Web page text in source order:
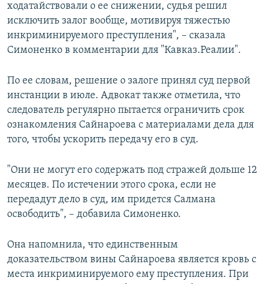
ходатайствовали о ее снижении, судья решил
исключить залог вообще, мотивируя тяжестью
инкриминируемого преступления", – сказала
Симоненко в комментарии для "Кавказ.Реалии".
По ее словам, решение о залоге принял суд первой
инстанции в июле. Адвокат также отметила, что
следователь регулярно пытается ограничить срок
ознакомления Сайнароева с материалами дела для
того, чтобы ускорить передачу его в суд.
"Они не могут его содержать под стражей дольше 12
месяцев. По истечении этого срока, если не
передадут дело в суд, им придется Салмана
освободить", – добавила Симоненко.
Она напомнила, что единственным
доказательством вины Сайнароева является кровь с
места инкриминируемого ему преступления. При